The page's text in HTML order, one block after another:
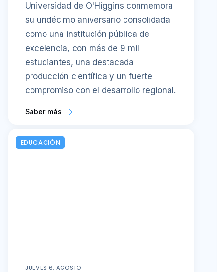
Universidad de O'Higgins conmemora
su undécimo aniversario consolidada
como una institución pública de
excelencia, con más de 9 mil
estudiantes, una destacada
producción científica y un fuerte
compromiso con el desarrollo regional.
Saber más
EDUCACIÓN
JUEVES 6, AGOSTO